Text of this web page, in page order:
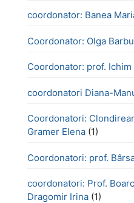
coordonator: Banea
Coordonator: Olga Barbu
Coordonator: prof. Ichim
coordonatori Diana-
Coordonatori:
Gramer Elena (1)
Coordonatori: prof.
coordonatori: Prof.
Dragomir Irina (1)